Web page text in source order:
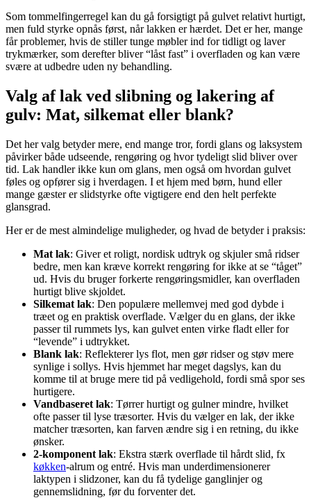
Som tommelfingerregel kan du gå forsigtigt på gulvet relativt hurtigt,
men fuld styrke opnås først, når lakken er hærdet. Det er her, mange
får problemer, hvis de stiller tunge møbler ind for tidligt og laver
trykmærker, som derefter bliver “låst fast” i overfladen og kan være
svære at udbedre uden ny behandling.
Valg af lak ved slibning og lakering af
gulv: Mat, silkemat eller blank?
Det her valg betyder mere, end mange tror, fordi glans og laksystem
påvirker både udseende, rengøring og hvor tydeligt slid bliver over
tid. Lak handler ikke kun om glans, men også om hvordan gulvet
føles og opfører sig i hverdagen. I et hjem med børn, hund eller
mange gæster er slidstyrke ofte vigtigere end den helt perfekte
glansgrad.
Her er de mest almindelige muligheder, og hvad de betyder i praksis:
Mat lak: Giver et roligt, nordisk udtryk og skjuler små ridser
bedre, men kan kræve korrekt rengøring for ikke at se “tåget”
ud. Hvis du bruger forkerte rengøringsmidler, kan overfladen
hurtigt blive skjoldet.
Silkemat lak: Den populære mellemvej med god dybde i
træet og en praktisk overflade. Vælger du en glans, der ikke
passer til rummets lys, kan gulvet enten virke fladt eller for
“levende” i udtrykket.
Blank lak: Reflekterer lys flot, men gør ridser og støv mere
synlige i sollys. Hvis hjemmet har meget dagslys, kan du
komme til at bruge mere tid på vedligehold, fordi små spor ses
hurtigere.
Vandbaseret lak: Tørrer hurtigt og gulner mindre, hvilket
ofte passer til lyse træsorter. Hvis du vælger en lak, der ikke
matcher træsorten, kan farven ændre sig i en retning, du ikke
ønsker.
2-komponent lak: Ekstra stærk overflade til hårdt slid, fx
køkken-alrum og entré. Hvis man underdimensionerer
laktypen i slidzoner, kan du få tydelige ganglinjer og
gennemslidning, før du forventer det.